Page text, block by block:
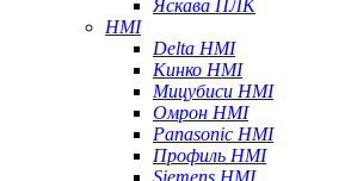
Яскава ПЛК
HMI
Delta HMI
Кинко HMI
Мицубиси HMI
Омрон HMI
Panasonic HMI
Профиль HMI
Siemens HMI